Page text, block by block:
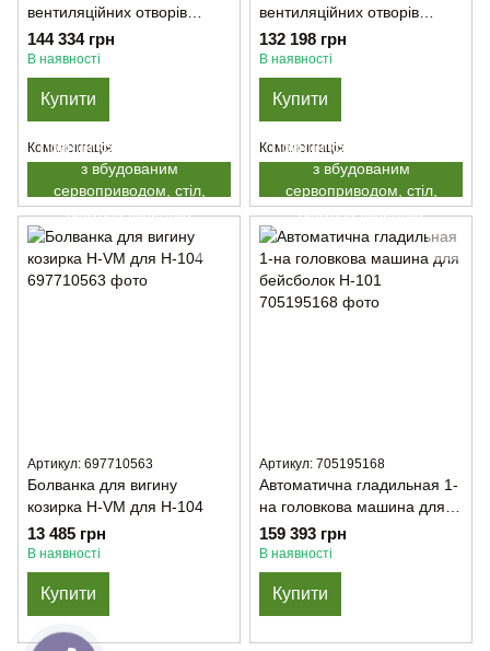
вентиляційних отворів
(пробивка + обметка) TM
Golden Lead GL-430D-CF
144 334 грн
В наявності
Купити
Комплектація
Повний комплект: голова
з вбудованим
сервоприводом, стіл,
висувна скринька
вентиляційних отворів
(пробивка + позначка) JYL-
B0506-CF
132 198 грн
В наявності
Купити
Комплектація
Повний комплект: голова
з вбудованим
сервоприводом, стіл,
висувна скринька
Артикул: 697710563
Болванка для вигину
козирка H-VM для H-104
13 485 грн
В наявності
Купити
Артикул: 705195168
Автоматична гладильная 1-
на головкова машина для
бейсболок H-101
159 393 грн
В наявності
Купити